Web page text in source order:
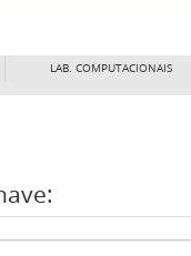
LAB. COMPUTACIONAIS